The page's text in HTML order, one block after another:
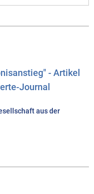
- Artikel
Journal
aus der